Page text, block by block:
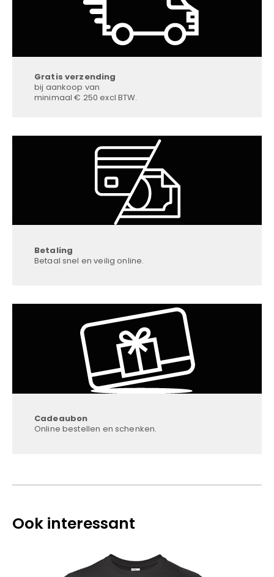
Gratis verzending
bij aankoop van
minimaal € 250 excl BTW.
Betaling
Betaal snel en veilig online.
Cadeaubon
Online bestellen en schenken.
Ook interessant